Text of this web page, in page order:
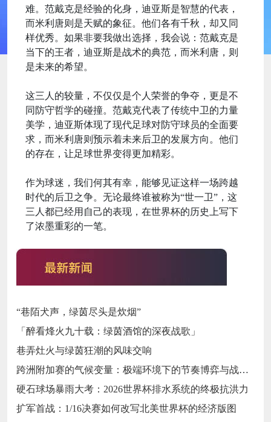
难。范戴克是经验的化身，迪亚斯是智慧的代表，
而米利唐则是天赋的象征。他们各有千秋，却又同
样优秀。如果非要我做出选择，我会说：范戴克是
当下的王者，迪亚斯是战术的典范，而米利唐，则
是未来的希望。
这三人的较量，不仅仅是个人荣誉的争夺，更是不
同防守哲学的碰撞。范戴克代表了传统中卫的力量
美学，迪亚斯体现了现代足球对防守球员的全面要
求，而米利唐则预示着未来后卫的发展方向。他们
的存在，让足球世界变得更加精彩。
作为球迷，我们何其有幸，能够见证这样一场跨越
时代的后卫之争。无论最终谁被称为“世一卫”，这
三人都已经用自己的表现，在世界杯的历史上写下
了浓墨重彩的一笔。
“巷陌犬声，绿茵尽头是炊烟”
「醉看烽火九十载：绿茵酒馆的深夜战歌」
巷弄灶火与绿茵狂潮的风味交响
跨洲附加赛的气候变量：极端环境下的节奏博弈与战术自适应
硬石球场暴雨大考：2026世界杯排水系统的终极抗洪力
扩军首战：1/16决赛如何改写北美世界杯的经济版图